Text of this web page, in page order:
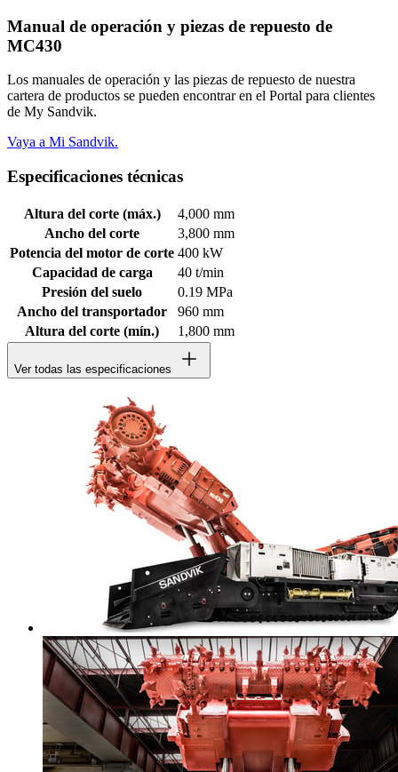
Manual de operación y piezas de repuesto de
MC430
Los manuales de operación y las piezas de repuesto de nuestra
cartera de productos se pueden encontrar en el Portal para clientes
de My Sandvik.
Vaya a Mi Sandvik.
Especificaciones técnicas
Altura del corte (máx.)
4,000 mm
Ancho del corte
3,800 mm
Potencia del motor de corte 400 kW
Capacidad de carga
40 t/min
Presión del suelo
0.19 MPa
Ancho del transportador
960 mm
Altura del corte (mín.)
1,800 mm
Ver todas las especificaciones